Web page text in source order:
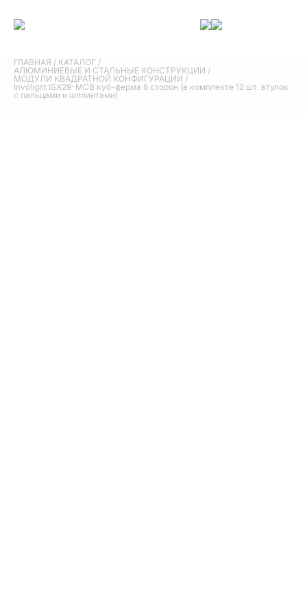
ГЛАВНАЯ / КАТАЛОГ /
АЛЮМИНИЕВЫЕ И СТАЛЬНЫЕ КОНСТРУКЦИИ /
МОДУЛИ КВАДРАТНОЙ КОНФИГУРАЦИИ /
Involight ISX29-MCB куб-ферма 6 сторон (в комплекте 12 шт. втулок
с пальцами и шплинтами)